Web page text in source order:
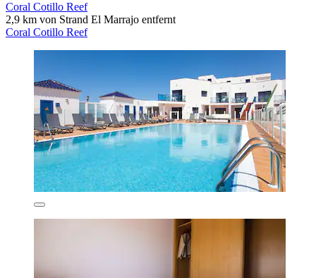
Coral Cotillo Reef
2,9 km von Strand El Marrajo entfernt
Coral Cotillo Reef